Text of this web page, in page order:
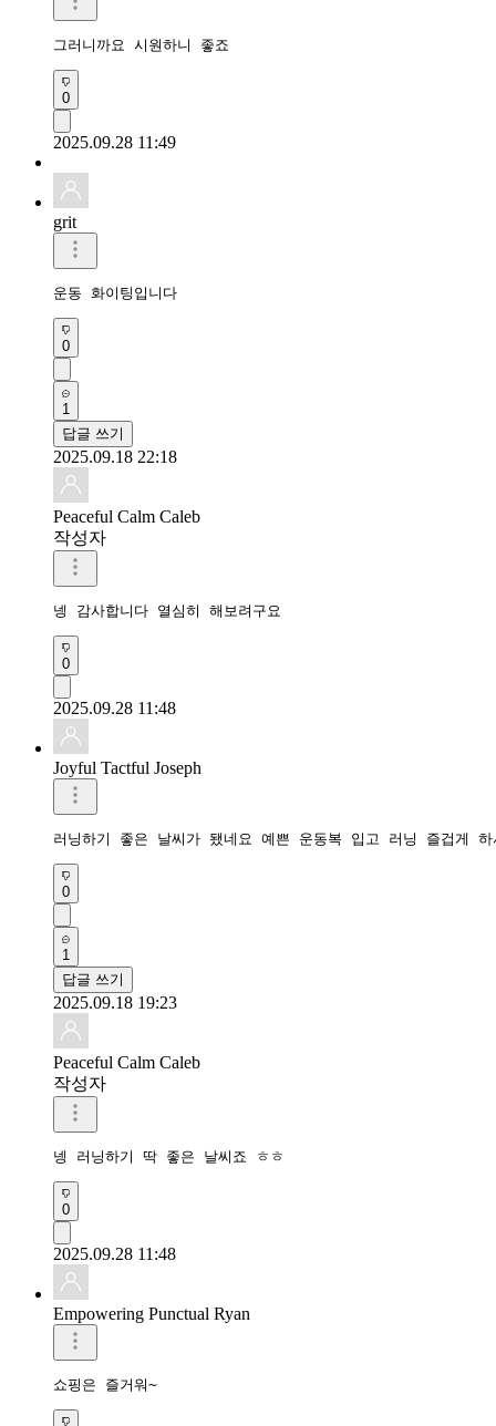
그러니까요 시원하니 좋죠
0
2025.09.28 11:49
grit
운동 화이팅입니다
0
1
답글 쓰기
2025.09.18 22:18
Peaceful Calm Caleb
작성자
넹 감사합니다 열심히 해보려구요
0
2025.09.28 11:48
Joyful Tactful Joseph
러닝하기 좋은 날씨가 됐네요 예쁜 운동복 입고 러닝 즐겁게
0
1
답글 쓰기
2025.09.18 19:23
Peaceful Calm Caleb
작성자
넹 러닝하기 딱 좋은 날씨죠 ㅎㅎ
0
2025.09.28 11:48
Empowering Punctual Ryan
쇼핑은 즐거워~